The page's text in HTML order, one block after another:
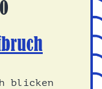
blicken